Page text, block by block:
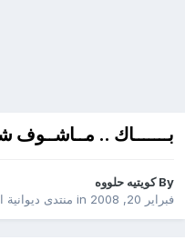
بـــــــاك .. مــاشــوف
By كويتيه حلووه
فبراير 20, 2008
in منتدى ديوانية